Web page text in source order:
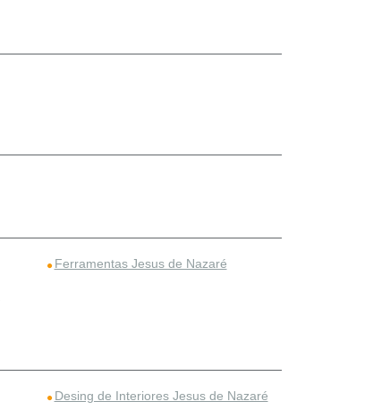
Ferramentas Jesus de Nazaré
Desing de Interiores Jesus de Nazaré